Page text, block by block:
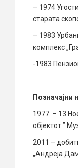
– 1974
старата
– 1983
комплекс
-1983
Позначајни
1977 – 13
објектот ”
2011 –
„Андреја